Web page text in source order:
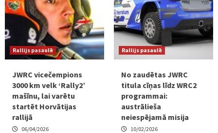
Rallijs pasaulē
JWRC vicečempions
3000 km velk ‘Rally2’
mašīnu, lai varētu
startēt Horvātijas
rallijā
06/04/2026
Rallijs pasaulē
No zaudētas JWRC
titula cīņas līdz WRC2
programmai:
austrālieša
neiespējamā misija
10/02/2026